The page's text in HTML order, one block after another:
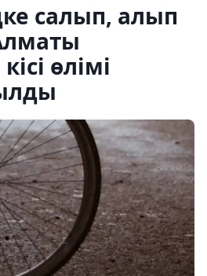
салып, алып
өлімі